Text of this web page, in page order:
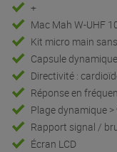
+
Mac Mah W-UHF
Kit micro main
Capsule dynamique
Directivité :
Réponse en
Plage dynamique >
Rapport signal /
Écran LCD